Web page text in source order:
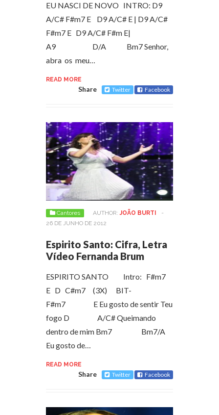
EU NASCI DE NOVO INTRO: D9
A/C# F#m7 E D9 A/C# E | D9 A/C#
F#m7 E D9 A/C# F#m E|
A9 D/A Bm7 Senhor,
abra os meu…
READ MORE
Share Twitter Facebook
Cantores AUTHOR: JOÃO BURTI
-
26 DE JUNHO DE 2012
Espirito Santo: Cifra, Letra
Vídeo Fernanda Brum
ESPIRITO SANTO Intro: F#m7
E D C#m7 (3X) BIT-
F#m7 E Eu gosto de sentir Teu
fogo D A/C# Queimando
dentro de mim Bm7 Bm7/A
Eu gosto de…
READ MORE
Share Twitter Facebook